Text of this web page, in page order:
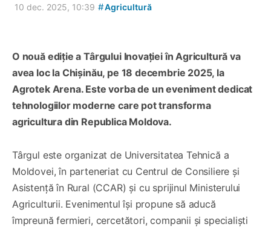
10 dec. 2025, 10:39 #Agricultură
O nouă ediție a Târgului Inovației în Agricultură va
avea loc la Chișinău, pe 18 decembrie 2025, la
Agrotek Arena. Este vorba de un eveniment dedicat
tehnologiilor moderne care pot transforma
agricultura din Republica Moldova.
Târgul este organizat de Universitatea Tehnică a
Moldovei, în parteneriat cu Centrul de Consiliere și
Asistență în Rural (CCAR) și cu sprijinul Ministerului
Agriculturii. Evenimentul își propune să aducă
împreună fermieri, cercetători, companii și specialiști